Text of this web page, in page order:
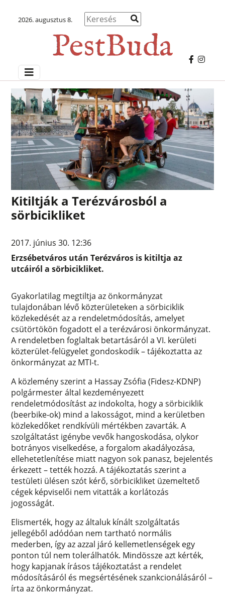
2026. augusztus 8.
Kitiltják a Terézvárosból a
sörbicikliket
2017. június 30. 12:36
Erzsébetváros után Terézváros is kitiltja az
utcáiról a sörbicikliket.
Gyakorlatilag megtiltja az önkormányzat
tulajdonában lévő közterületeken a sörbiciklik
közlekedését az a rendeletmódosítás, amelyet
csütörtökön fogadott el a terézvárosi önkormányzat.
A rendeletben foglaltak betartásáról a VI. kerületi
közterület-felügyelet gondoskodik – tájékoztatta az
önkormányzat az MTI-t.
A közlemény szerint a Hassay Zsófia (Fidesz-KDNP)
polgármester által kezdeményezett
rendeletmódosítást az indokolta, hogy a sörbiciklik
(beerbike-ok) mind a lakosságot, mind a kerületben
közlekedőket rendkívüli mértékben zavarták. A
szolgáltatást igénybe vevők hangoskodása, olykor
botrányos viselkedése, a forgalom akadályozása,
ellehetetlenítése miatt nagyon sok panasz, bejelentés
érkezett – tették hozzá. A tájékoztatás szerint a
testületi ülésen szót kérő, sörbicikliket üzemeltető
cégek képviselői nem vitatták a korlátozás
jogosságát.
Elismerték, hogy az általuk kínált szolgáltatás
jellegéből adódóan nem tartható normális
mederben, így az azzal járó kellemetlenségek egy
ponton túl nem tolerálhatók. Mindössze azt kérték,
hogy kapjanak írásos tájékoztatást a rendelet
módosításáról és megsértésének szankcionálásáról –
írta az önkormányzat.